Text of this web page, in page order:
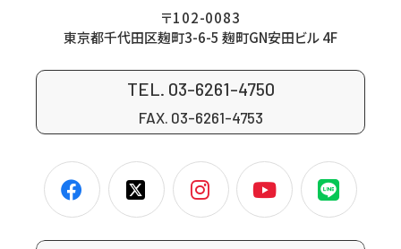
〒102-0083
東京都千代田区麹町3-6-5 麹町GN安田ビル 4F
TEL. 03-6261-4750
FAX. 03-6261-4753